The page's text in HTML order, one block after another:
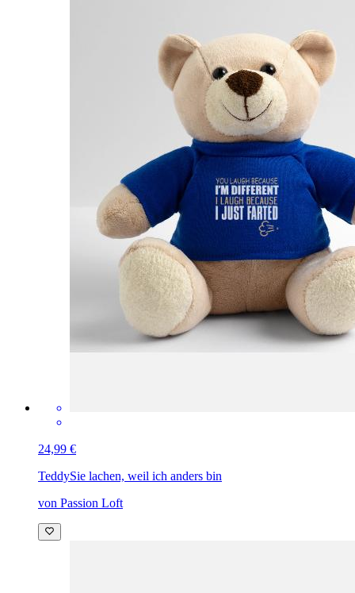
24,99 €
TeddySie lachen, weil ich anders bin
von Passion Loft